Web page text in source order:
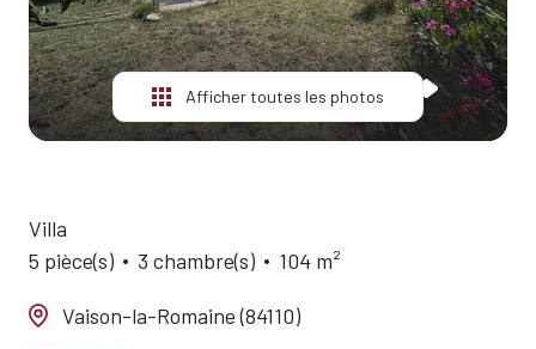
CONTACT
Afficher toutes les photos
Villa
5 pièce(s)
3 chambre(s) 104 m²
Vaison-la-Romaine (84110)